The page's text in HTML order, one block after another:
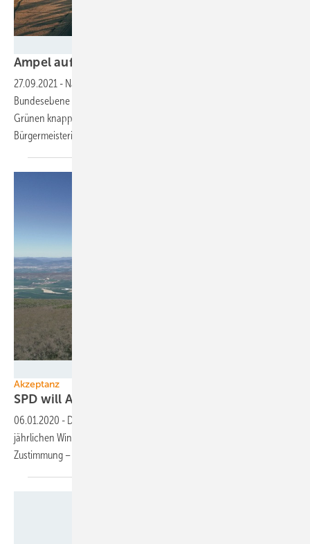
Ampel auf Grün und vorwärts gehen fürs
27.09.2021 - Nach den Wahlen zeichnet sich eine Ampelkoalition auf
Bundesebene ab. Bei den Senatswahlen in Berlin landeten die
Grünen knapp hinter der SPD und können somit nicht die
Bürgermeisterin
Akzeptanz
SPD will Anwohner für Windpark
06.01.2020 - Die SPD will die Akzeptanz der Windkraft mit einer
jährlichen Windparkabgabe an die Bürger erhöhen. Sie erntet
Zustimmung – aber auch